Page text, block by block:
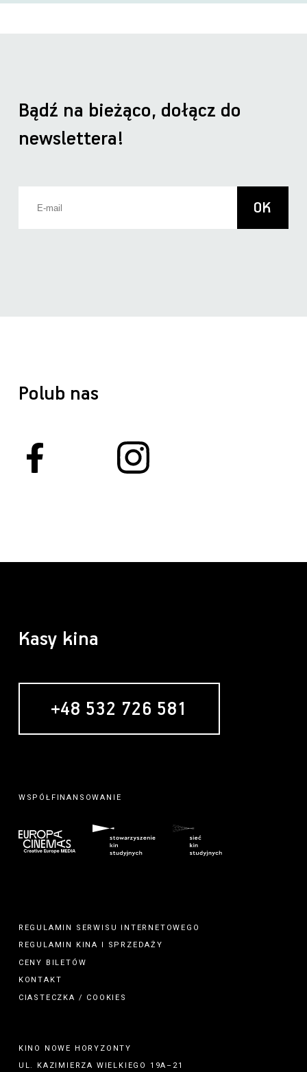
Polub nas
Bądź na bieżąco, dołącz do
newslettera!
Kasy kina
+48 532 726 581
WSPÓŁFINANSOWANIE
REGULAMIN SERWISU INTERNETOWEGO
REGULAMIN
KINA
SPRZEDAŻY
CENY BILETÓW
KONTAKT
CIASTECZKA / COOKIES
KINO NOWE HORYZONTY
UL. KAZIMIERZA WIELKIEGO 19A–21